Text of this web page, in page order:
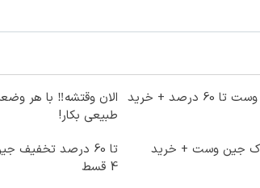
تخفیف ویژه جین وست تا 60 درصد + خرید الان وقتشه‼️ با هر
طبیعی بکار!
جین وست + خرید
تا 60 درصد
4 قسط